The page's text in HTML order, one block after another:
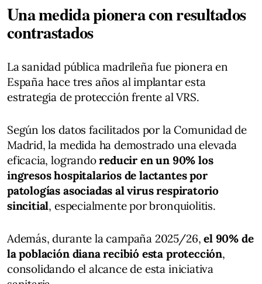
Una medida pionera con resultados
contrastados
La sanidad pública madrileña fue pionera en
España hace tres años al implantar esta
estrategia de protección frente al VRS.
Según los datos facilitados por la Comunidad de
Madrid, la medida ha demostrado una elevada
eficacia, lograndoreducir en un 90% los
ingresos hospitalarios de lactantes por
patologías asociadas al virus respiratorio
sincitial, especialmente por bronquiolitis.
Además, durante la campaña 2025/26,el 90% de
la población diana recibió esta protección,
consolidando el alcance de esta iniciativa